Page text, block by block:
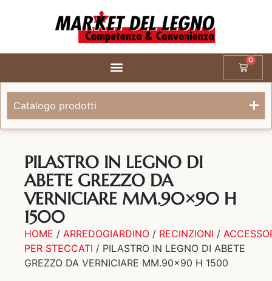
0
Catalogo prodotti
PILASTRO IN LEGNO DI
ABETE GREZZO DA
VERNICIARE MM.90×90 H
1500
HOME / ARREDOGIARDINO / RECINZIONI /
PER STECCATI / PILASTRO IN LEGNO DI ABETE
GREZZO DA VERNICIARE MM.90×90 H 1500